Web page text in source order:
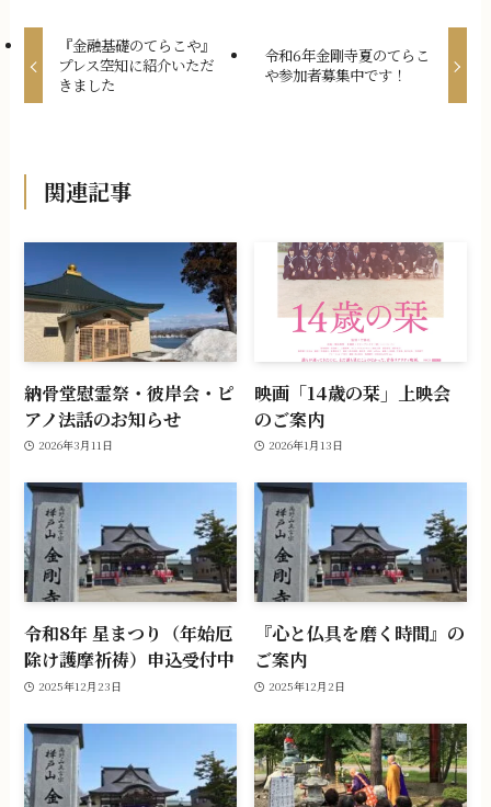
『金融基礎のてらこや』
プレス空知に紹介いただ
きました
令和6年金剛寺夏のてらこ
や参加者募集中です！
関連記事
納骨堂慰霊祭・彼岸会・ピ
アノ法話のお知らせ
2026年3月11日
映画「14歳の栞」上映会
のご案内
2026年1月13日
令和8年 星まつり（年始厄
除け護摩祈祷）申込受付中
2025年12月23日
『心と仏具を磨く時間』の
ご案内
2025年12月2日